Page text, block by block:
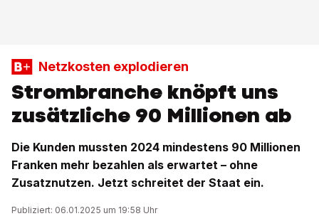
Netzkosten explodieren
Strombranche knöpft uns
zusätzliche 90 Millionen ab
Die Kunden mussten 2024 mindestens 90 Millionen
Franken mehr bezahlen als erwartet – ohne
Zusatznutzen. Jetzt schreitet der Staat ein.
Publiziert: 06.01.2025 um 19:58 Uhr